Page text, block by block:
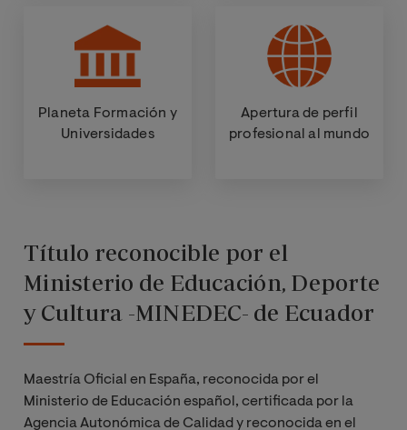
Planeta Formación y
Universidades
Apertura de perfil
profesional al mundo
Título reconocible por el
Ministerio de Educación, Deporte
y Cultura -MINEDEC- de Ecuador
Maestría Oficial en España, reconocida por el
Ministerio de Educación español, certificada por la
Agencia Autonómica de Calidad y reconocida en el